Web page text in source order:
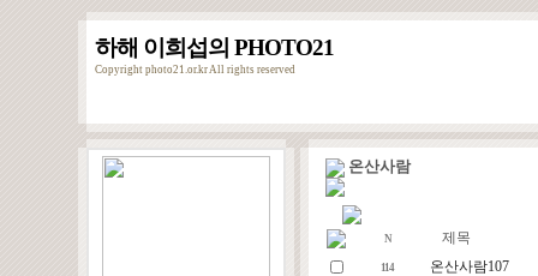
하해 이희섭의 PHOTO21
Copyright photo21.or.kr All rights reserved
온산사람
N 제목
114 온산사람107